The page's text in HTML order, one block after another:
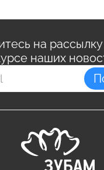
на рассылку
наших